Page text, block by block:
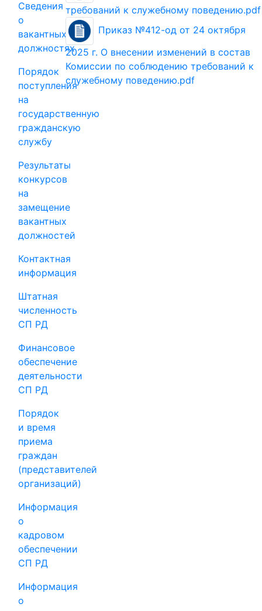
Сведения
о
вакантных
должностях
Порядок
поступления
на
государственную
гражданскую
службу
Результаты
конкурсов
на
замещение
вакантных
должностей
Контактная
информация
Штатная
численность
СП РД
Финансовое
обеспечение
деятельности
СП РД
Порядок
и время
приема
граждан
(представителей
организаций)
Информация
о
кадровом
обеспечении
СП РД
Информация
о
требований к служебному поведению.pdf
Приказ №412-од от 24 октября
2025 г. О внесении изменений в состав
Комиссии по соблюдению требований к
служебному поведению.pdf